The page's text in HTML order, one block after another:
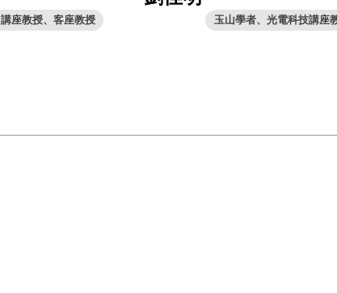
講座教授、客座教授 玉山學者、光電科技講座